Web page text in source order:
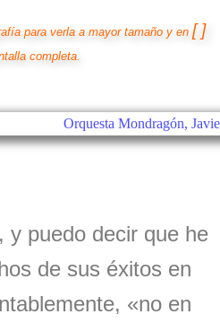
para verla a mayor tamaño y en [ ]
completa.
y puedo decir que he
de sus éxitos en
«no en